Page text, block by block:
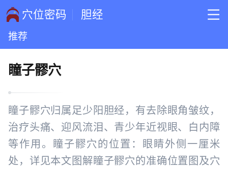
穴位密码 胆经
推荐
瞳子髎穴
瞳子髎穴归属足少阳胆经，有去除眼角皱纹，
治疗头痛、迎风流泪、青少年近视眼、白内障
等作用。瞳子髎穴的位置：眼睛外侧一厘米
处，详见本文图解瞳子髎穴的准确位置图及穴